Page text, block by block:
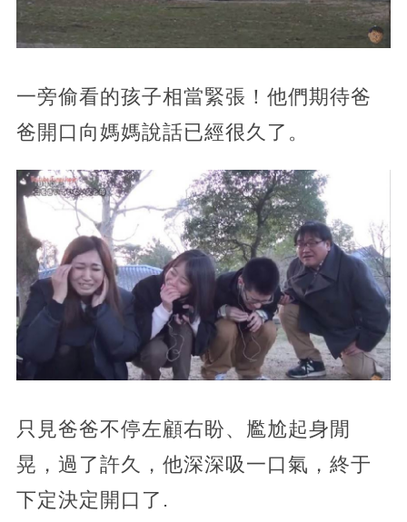
一旁偷看的孩子相當緊張！他們期待爸
爸開口向媽媽說話已經很久了。
只見爸爸不停左顧右盼、尷尬起身閒
晃，過了許久，他深深吸一口氣，終于
下定決定開口了.